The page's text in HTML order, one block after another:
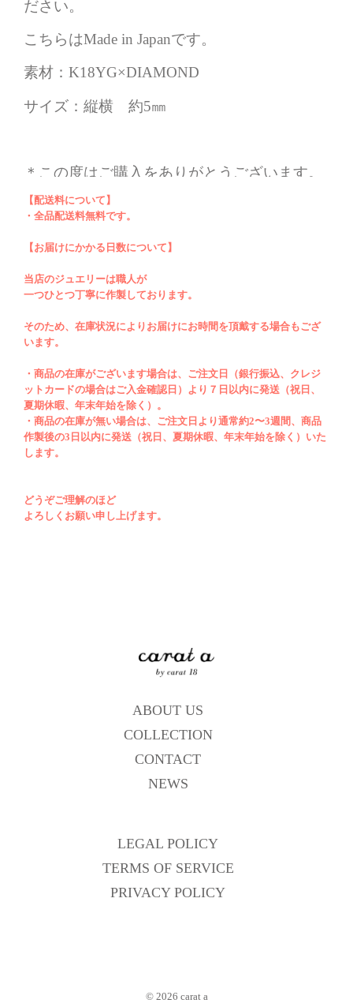
ださい。
こちらはMade in Japanです。
素材：K18YG×DIAMOND
サイズ：縦横 約5㎜
＊この度はご購入をありがとうございます。
弊社の個数欄「✔」につきましてはご注文用
になりますので、あらかじめご了承くださ
い。ご購入商品の在庫がございます場合、ご
はご入金確認日）より７日以内に発送（祝
日、夏期休暇、年末年始を除く）です。オー
ダー制により在庫が無い商品につきまして
は、通常約
に発送（祝日、夏期休暇、年末年始を除く）
いたします。どうぞご理解のほどよろしくお
願い申し上げます。
【配送料について】
・全品配送料無料です。
【お届けにかかる日数について】
当店のジュエリーは職人が
一つひとつ丁寧に作製しております。
そのため、在庫状況によりお届けにお時間を頂戴する場合もござ
います。
・商品の在庫がございます場合は、ご注文日（銀行振込、クレジ
ットカードの場合はご入金確認日）より７日以内に発送（祝日、
夏期休暇、年末年始を除く）。
・商品の在庫が無い場合は、ご注文日より通常約2〜3週間、商品
作製後の3日以内に発送（祝日、夏期休暇、年末年始を除く）いた
します。
どうぞご理解のほど
よろしくお願い申し上げます。
ABOUT US
COLLECTION
CONTACT
NEWS
LEGAL POLICY
TERMS OF SERVICE
PRIVACY POLICY
© 2026 carat a